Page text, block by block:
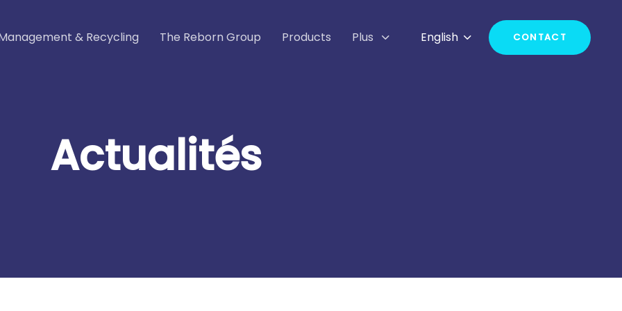
& Recycling The Reborn Group Products Plus English CONTACT
Actualités